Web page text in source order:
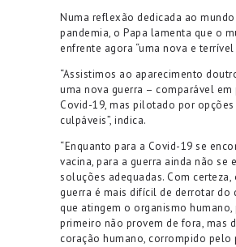
Numa reflexão dedicada ao
pandemia, o Papa lamenta que o
enfrente agora “uma nova e terrível
“Assistimos ao aparecimento
uma nova guerra – comparável em
Covid-19, mas pilotado por opções
culpáveis”, indica.
“Enquanto para a Covid-19 se
vacina, para a guerra ainda não se
soluções adequadas. Com certeza,
guerra é mais difícil de derrotar do
que atingem o organismo humano,
primeiro não provem de fora, mas
coração humano, corrompido pelo